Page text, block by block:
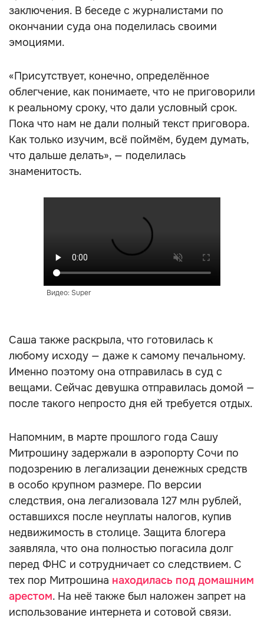
заключения. В беседе с журналистами по
окончании суда она поделилась своими
эмоциями.
«Присутствует, конечно, определённое
облегчение, как понимаете, что не приговорили
к реальному сроку, что дали условный срок.
Пока что нам не дали полный текст приговора.
Как только изучим, всё поймём, будем думать,
что дальше делать», — поделилась
знаменитость.
Видео: Super
Саша также раскрыла, что готовилась к
любому исходу — даже к самому печальному.
Именно поэтому она отправилась в суд с
вещами. Сейчас девушка отправилась домой —
после такого непросто дня ей требуется отдых.
Напомним, в марте прошлого года Сашу
Митрошину задержали в аэропорту Сочи по
подозрению в легализации денежных средств
в особо крупном размере. По версии
следствия, она легализовала 127 млн рублей,
оставшихся после неуплаты налогов, купив
недвижимость в столице. Защита блогера
заявляла, что она полностью погасила долг
перед ФНС и сотрудничает со следствием. С
тех пор Митрошина находилась под домашним
арестом. На неё также был наложен запрет на
использование интернета и сотовой связи.